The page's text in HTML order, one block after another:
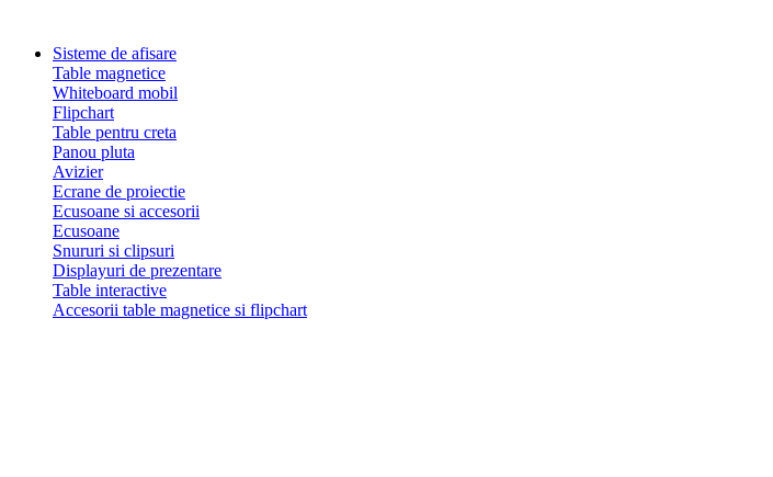
Sisteme de afisare
Table magnetice
Whiteboard mobil
Flipchart
Table pentru creta
Panou pluta
Avizier
Ecrane de proiectie
Ecusoane si accesorii
Ecusoane
Snururi si clipsuri
Displayuri de prezentare
Table interactive
Accesorii table magnetice si flipchart